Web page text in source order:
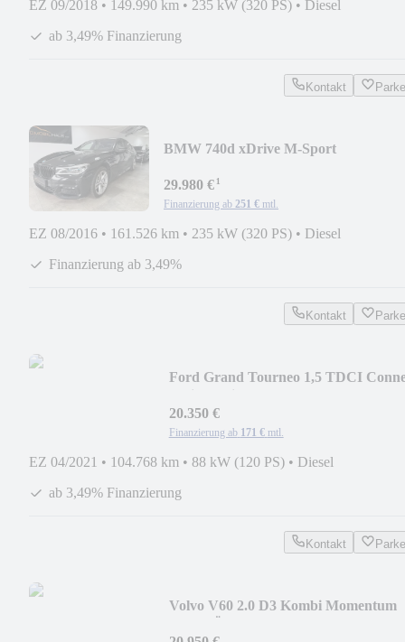
EZ 09/2018 • 149.990 km • 235 kW (320 PS) • Diesel
ab 3,49% Finanzierung
Kontakt
BMW 740d xDrive M-Sport
29.980 €¹
Finanzierung ab 251 € mtl.
EZ 08/2016 • 161.526 km • 235 kW (320 PS) • Diesel
Finanzierung ab 3,49%
Kontakt
Ford Grand Tourneo 1,5 TDCI
20.350 €
Finanzierung ab 171 € mtl.
EZ 04/2021 • 104.768 km • 88 kW (120 PS) • Diesel
ab 3,49% Finanzierung
Kontakt
Volvo V60 2.0 D3 Kombi Momentum